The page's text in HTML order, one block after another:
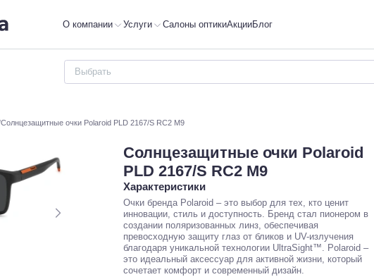
О компании Услуги Салоны оптикиАкцииБлог
Солнцезащитные очки Polaroid PLD 2167/S RC2 M9
Солнцезащитные очки Polaroid
PLD 2167/S RC2 M9
Характеристики
Очки бренда Polaroid – это выбор для тех, кто ценит
инновации, стиль и доступность. Бренд стал пионером в
создании поляризованных линз, обеспечивая
превосходную защиту глаз от бликов и UV-излучения
благодаря уникальной технологии UltraSight™. Polaroid –
это идеальный аксессуар для активной жизни, который
сочетает комфорт и современный дизайн.